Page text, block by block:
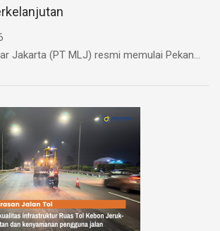
Jakarta (PT MLJ) resmi memulai Pekan...